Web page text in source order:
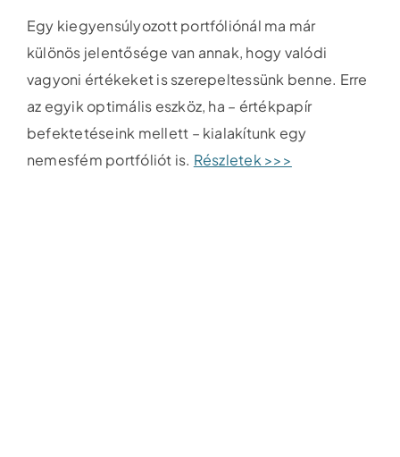
Egy kiegyensúlyozott portfóliónál ma már
különös jelentősége van annak, hogy valódi
vagyoni értékeket is szerepeltessünk benne. Erre
az egyik optimális eszköz, ha – értékpapír
befektetéseink mellett – kialakítunk egy
nemesfém portfóliót is. Részletek >>>